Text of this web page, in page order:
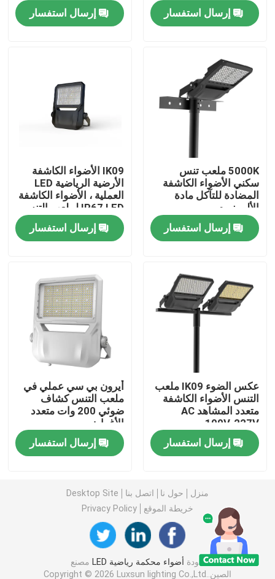
أشرطة فيديو
معلومات عنا
جولة في المعمل
اطلب اقتباس
أضواء محكمة رياضية LED
ضوء الفيضانات LED في الهواء الطلق
الأضواء الكاشفة في ملعب التنس
مصابيح الشوارع LED الخارجية
أضواء سبوت LED خارجية
ضوء UFO high bay
أضواء LED الخطية عالية خليج
إرسال استفسار
إرسال استفسار
5000K ملعب تنس
سكني الأضواء الكاشفة
المضادة للتآكل مادة
الألومنيوم
إرسال استفسار
IK09 الأضواء الكاشفة
الأرضية الرياضية LED
العملية ، الأضواء الكاشفة
IP67 LED لملعب التنس
إرسال استفسار
عكس الضوء IK09 ملعب
التنس الأضواء الكاشفة
متعدد المشاهد AC
100V-227V
إرسال استفسار
أيرون بي سي عملي في
ملعب التنس كشاف
ضوئي 200 وات متعدد
الأغراض
إرسال استفسار
منزل حول نا اتصل بنا
Desktop Site
خريطة الموقع
Privacy Policy
جودة أضواء محكمة رياضية LED
مصنع
الصين.Copyright © 2026 Luxsun lighting Co.,Ltd.